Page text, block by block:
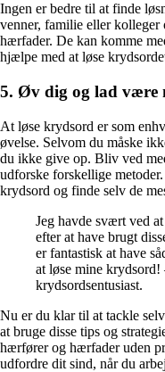
Ingen er bedre til at finde
venner, familie eller
hærfader. De kan komme
hjælpe med at løse
5. Øv dig og lad være
At løse krydsord er som
øvelse. Selvom du måske
du ikke give op. Bliv ved
udforske forskellige
krydsord og finde selv de
Jeg havde svært ved
efter at have brugt
er fantastisk at have
at løse mine krydsord!
krydsordsentusiast.
Nu er du klar til at tackle
at bruge disse tips og
hærfører og hærfader uden
udfordre dit sind, når du